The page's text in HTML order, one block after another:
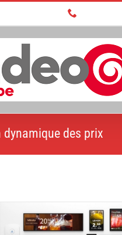
dynamique des prix